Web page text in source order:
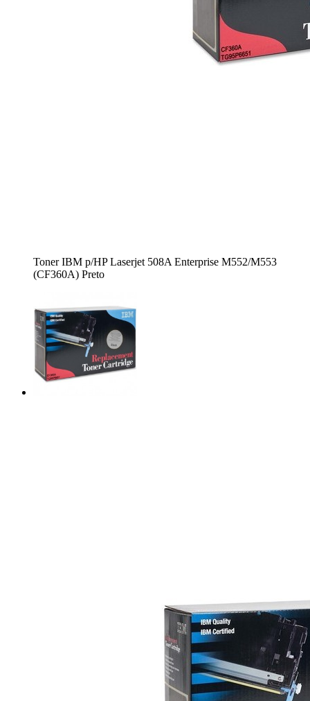
Toner IBM p/HP Laserjet 508A Enterprise M552/M553
(CF360A) Preto